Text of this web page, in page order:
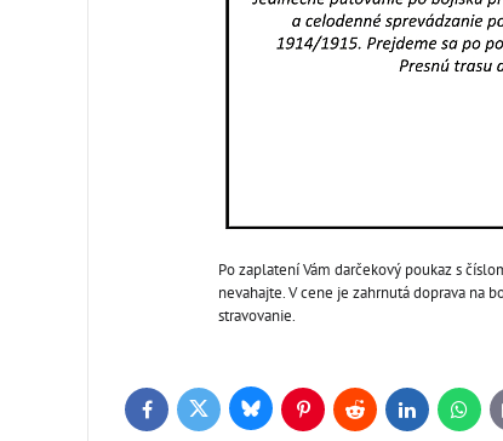
Po zaplatení Vám darčekový poukaz s
nevahajte. V cene je zahrnutá doprava na
stravovanie.
FacebookTwitter BlueskyPinterestReddit LinkedIn